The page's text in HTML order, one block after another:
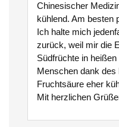
Chinesischer
kühlend. Am besten
Ich halte mich
zurück, weil mir die
Südfrüchte in
Menschen dank des
Fruchtsäure eher
Mit herzlichen